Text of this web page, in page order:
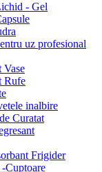
- Gel
uz profesional
Vase
Rufe
inalbire
Curatat
Frigider
Cuptoare